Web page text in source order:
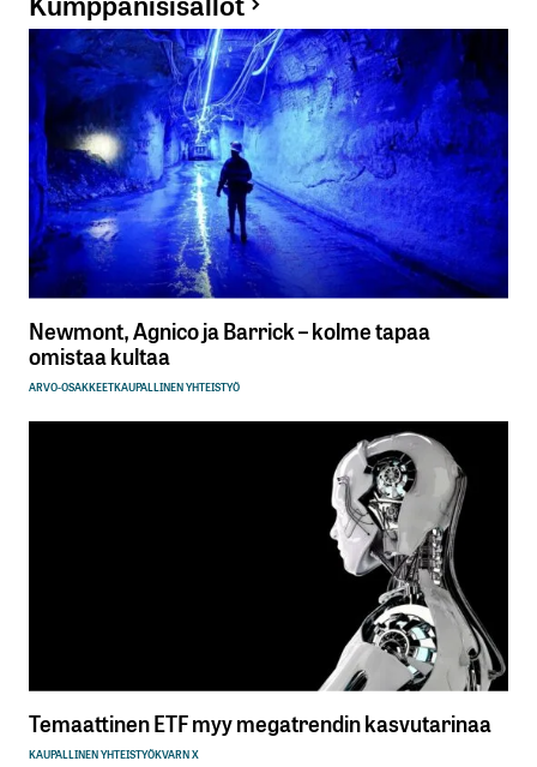
Newmont, Agnico ja Barrick – kolme tapaa
omistaa kultaa
ARVO-OSAKKEETKAUPALLINEN YHTEISTYÖ
Temaattinen ETF myy megatrendin kasvutarinaa
KAUPALLINEN YHTEISTYÖKVARN X